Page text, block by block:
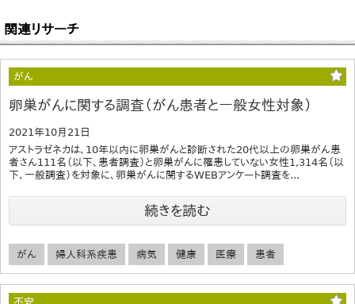
関連リサーチ
がん
卵巣がんに関する調査（がん患者と一般女性対象）
2021年10月21日
アストラゼネカは、10年以内に卵巣がんと診断された20代以上の卵巣がん患
者さん111名（以下、患者調査）と卵巣がんに罹患していない女性1,314名（以
下、一般調査）を対象に、卵巣がんに関するWEBアンケート調査を...
続きを読む
がん 婦人科系疾患 病気 健康 医療 患者